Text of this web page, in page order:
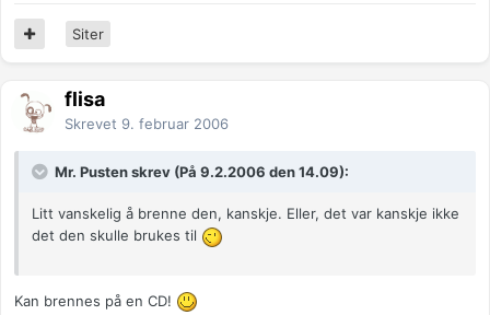
Siter
flisa
Skrevet 9. februar 2006
Mr. Pusten skrev (På 9.2.2006 den 14.09):
Litt vanskelig å brenne den, kanskje. Eller, det var kanskje ikke
det den skulle brukes til
Kan brennes på en CD!